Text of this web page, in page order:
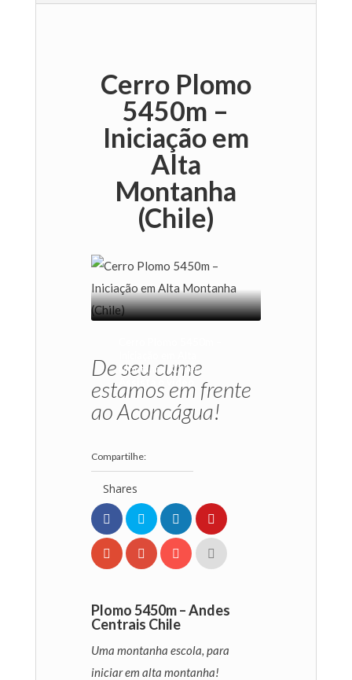
Cerro Plomo
5450m –
Iniciação em
Alta
Montanha
(Chile)
Montanha (Chile)
De seu cume
estamos em frente
ao Aconcágua!
Shares
Plomo 5450m – Andes
Centrais Chile
Uma montanha escola, para
iniciar em alta montanha!